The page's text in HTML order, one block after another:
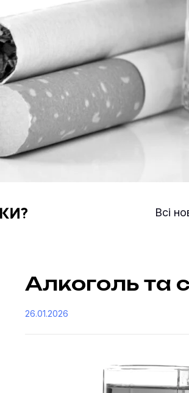
суспільні дані Всі
Алкоголь та
26.01.2026